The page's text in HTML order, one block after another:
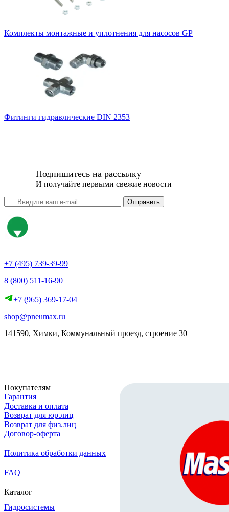
Комплекты монтажные и уплотнения для насосов GP
Фитинги гидравлические DIN 2353
Подпишитесь на рассылку
И получайте первыми свежие новости
Отправить
+7 (495) 739-39-99
8 (800) 511-16-90
+7 (965) 369-17-04
shop@pneumax.ru
141590, Химки, Коммунальный проезд, строение 30
Покупателям
Гарантия
Доставка и оплата
Возврат для юр.лиц
Возврат для физ.лиц
Договор-оферта
Политика обработки данных
FAQ
Каталог
Гидросистемы